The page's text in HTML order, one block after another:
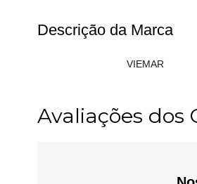
Descrição da Marca
VIEMAR
Avaliações dos